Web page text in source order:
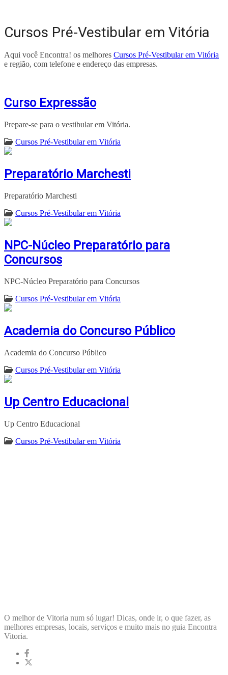
Cursos Pré-Vestibular em Vitória
Aqui você Encontra! os melhores Cursos Pré-Vestibular em Vitória
e região, com telefone e endereço das empresas.
Curso Expressão
Prepare-se para o vestibular em Vitória.
Cursos Pré-Vestibular em Vitória
Preparatório Marchesti
Preparatório Marchesti
Cursos Pré-Vestibular em Vitória
NPC-Núcleo Preparatório para
Concursos
NPC-Núcleo Preparatório para Concursos
Cursos Pré-Vestibular em Vitória
Academia do Concurso Público
Academia do Concurso Público
Cursos Pré-Vestibular em Vitória
Up Centro Educacional
Up Centro Educacional
Cursos Pré-Vestibular em Vitória
O melhor de Vitoria num só lugar! Dicas, onde ir, o que fazer, as
melhores empresas, locais, serviços e muito mais no guia Encontra
Vitoria.